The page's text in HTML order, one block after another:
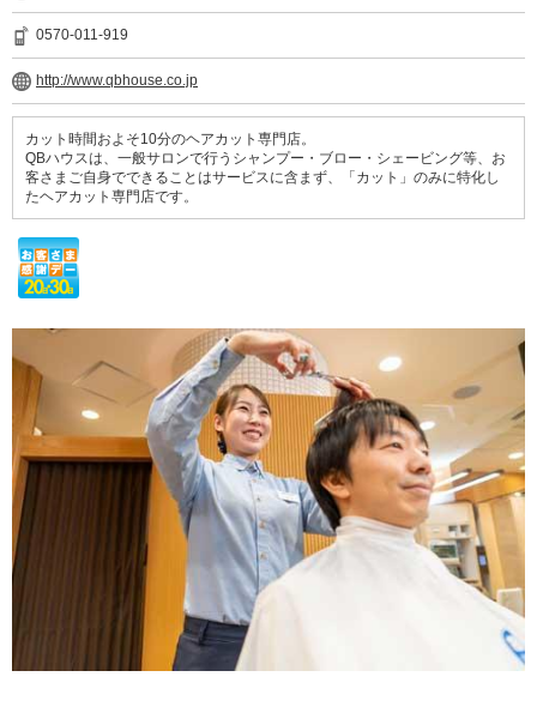
0570-011-919
http://www.qbhouse.co.jp
カット時間およそ10分のヘアカット専門店。
QBハウスは、一般サロンで行うシャンプー・ブロー・シェービング等、お
客さまご自身でできることはサービスに含まず、「カット」のみに特化し
たヘアカット専門店です。